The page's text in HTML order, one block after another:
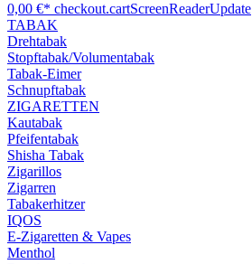
0,00 €* checkout.cartScreenReaderUpdate
TABAK
Drehtabak
Stopftabak/Volumentabak
Tabak-Eimer
Schnupftabak
ZIGARETTEN
Kautabak
Pfeifentabak
Shisha Tabak
Zigarillos
Zigarren
Tabakerhitzer
IQOS
E-Zigaretten & Vapes
Menthol